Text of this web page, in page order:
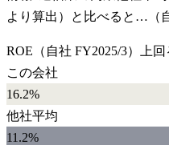
より算出）と比べると…（
ROE （自社 FY2025/3）
上
この会社
16.2%
他社平均
11.2%